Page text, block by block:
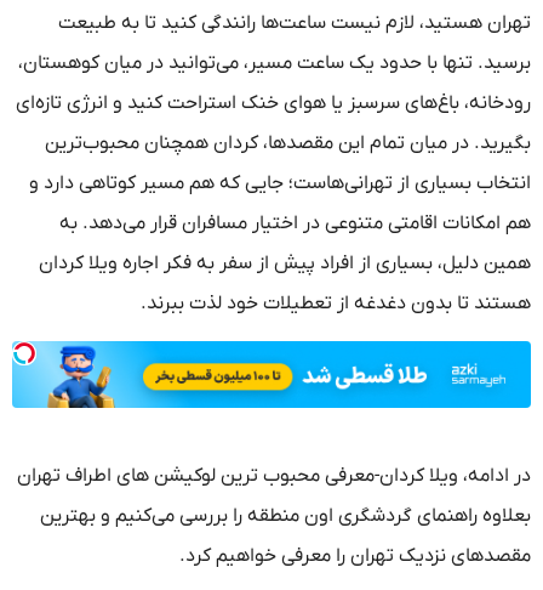
تهران هستید، لازم نیست ساعت‌ها رانندگی کنید تا به طبیعت
برسید. تنها با حدود یک ساعت مسیر، می‌توانید در میان کوهستان،
رودخانه، باغ‌های سرسبز یا هوای خنک استراحت کنید و انرژی تازه‌ای
بگیرید. در میان تمام این مقصدها، کردان همچنان محبوب‌ترین
انتخاب بسیاری از تهرانی‌هاست؛ جایی که هم مسیر کوتاهی دارد و
هم امکانات اقامتی متنوعی در اختیار مسافران قرار می‌دهد. به
همین دلیل، بسیاری از افراد پیش از سفر به فکر اجاره ویلا کردان
هستند تا بدون دغدغه از تعطیلات خود لذت ببرند.
در ادامه، ویلا کردان-معرفی محبوب ترین لوکیشن های اطراف تهران
بعلاوه راهنمای گردشگری اون منطقه را بررسی می‌کنیم و بهترین
مقصدهای نزدیک تهران را معرفی خواهیم کرد.